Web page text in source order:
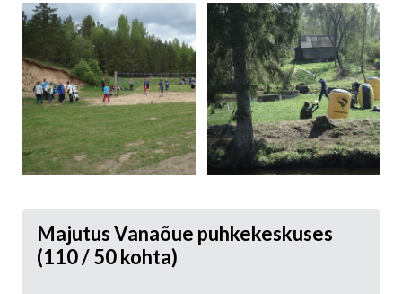
Majutus Vanaõue puhkekeskuses
(110 / 50 kohta)